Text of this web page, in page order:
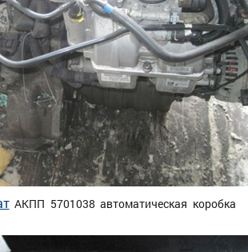
АКПП 5701038 автоматическая коробка